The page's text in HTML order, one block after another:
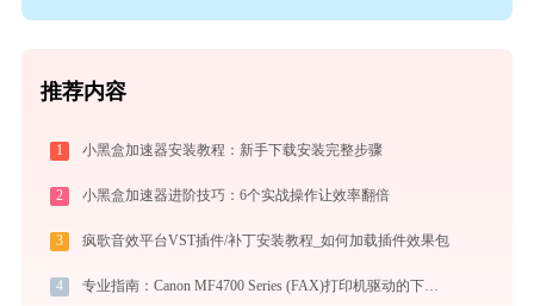
推荐内容
1 小黑盒加速器安装教程：新手下载安装完整步骤
2 小黑盒加速器进阶技巧：6个实战操作让效率翻倍
3 疯歌音效平台VST插件/补丁安装教程_如何加载插件效果包
4 专业指南：Canon MF4700 Series (FAX)打印机驱动的下载与安装步骤详解